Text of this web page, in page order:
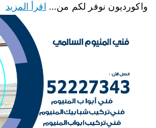
واكورديون نوفر لكم من… اقرأ المزيد